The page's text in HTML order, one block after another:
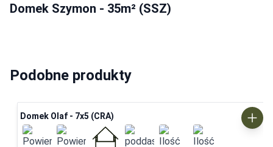
Domek Szymon - 35m² (SSZ)
Podobne produkty
Domek Olaf - 7x5 (CRA)